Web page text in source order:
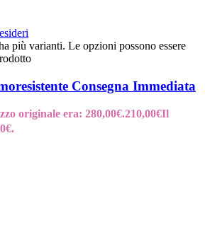
più varianti. Le opzioni possono essere
Consegna Immediata
originale era: 280,00€.210,00€Il